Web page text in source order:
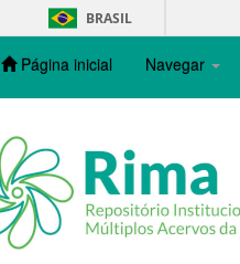
BRASIL
Página inicial Navegar